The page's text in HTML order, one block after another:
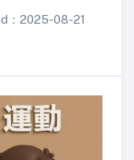
：2025-08-21